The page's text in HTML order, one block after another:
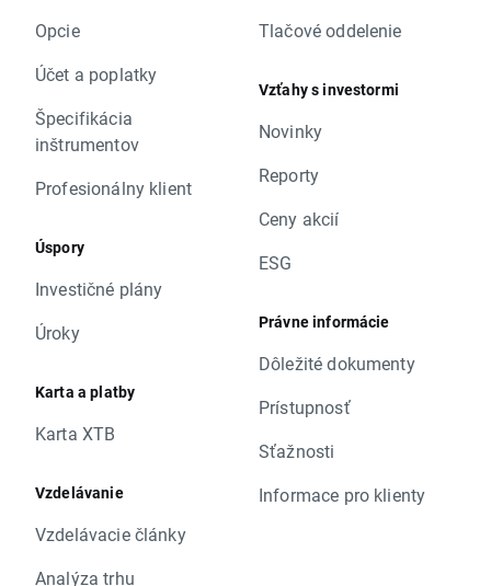
Opcie
Účet a poplatky
Špecifikácia
inštrumentov
Profesionálny klient
Úspory
Investičné plány
Úroky
Karta a platby
Karta XTB
Vzdelávanie
Vzdelávacie články
Analýza trhu
Tlačové oddelenie
Vzťahy s investormi
Novinky
Reporty
Ceny akcií
ESG
Právne informácie
Dôležité dokumenty
Prístupnosť
Sťažnosti
Informace pro klienty